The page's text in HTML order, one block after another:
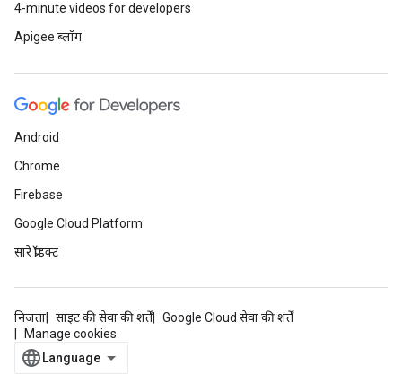
4-minute videos for developers
Apigee ब्लॉग
Android
Chrome
Firebase
Google Cloud Platform
सारे प्रॉडक्ट
निजता साइट की सेवा की शर्तें
Google Cloud सेवा की शर्तें
Manage cookies